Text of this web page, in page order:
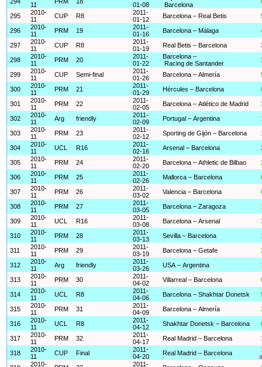
11
01-08
Barcelona
295
2010-
11
CUP R8
2011-
01-12
Barcelona – Real Betis
296
2010-
11
PRM 19
2011-
01-16
Barcelona – Málaga
297
2010-
11
CUP R8
2011-
01-19
Real Betis – Barcelona
298
2010-
11
PRM 20
2011-
01-22
Barcelona –
Racing de Santander
299
2010-
11
CUP Semi-final
2011-
01-26
Barcelona – Almería
300
2010-
11
PRM 21
2011-
01-29
Hércules – Barcelona
301
2010-
11
PRM 22
2011-
02-05
Barcelona – Atlético de Madrid
302
2010-
11
Arg friendly
2011-
02-09
Portugal – Argentina
303
2010-
11
PRM 23
2011-
02-12
Sporting de Gijón – Barcelona
304
2010-
11
UCL R16
2011-
02-16
Arsenal – Barcelona
305
2010-
11
PRM 24
2011-
02-20
Barcelona – Athletic de Bilbao
306
2010-
11
PRM 25
2011-
02-26
Mallorca – Barcelona
307
2010-
11
PRM 26
2011-
03-02
Valencia – Barcelona
308
2010-
11
PRM 27
2011-
03-05
Barcelona – Zaragoza
309
2010-
11
UCL R16
2011-
03-08
Barcelona – Arsenal
310
2010-
11
PRM 28
2011-
03-13
Sevilla – Barcelona
311
2010-
11
PRM 29
2011-
03-19
Barcelona – Getafe
312
2010-
11
Arg friendly
2011-
03-26
USA – Argentina
313
2010-
11
PRM 30
2011-
04-02
Villarreal – Barcelona
314
2010-
11
UCL R8
2011-
04-06
Barcelona – Shakhtar Donetsk
315
2010-
11
PRM 31
2011-
04-09
Barcelona – Almería
316
2010-
11
UCL R8
2011-
04-12
Shakhtar Donetsk – Barcelona
317
2010-
11
PRM 32
2011-
04-17
Real Madrid – Barcelona
318
2010-
11
CUP Final
2011-
04-20
Real Madrid – Barcelona
2010-
2011-